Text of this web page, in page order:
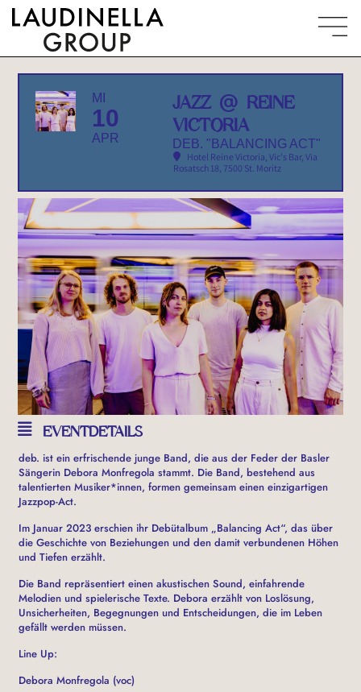
MI
10
APR
JAZZ @ REINE
VICTORIA
DEB. "BALANCING ACT"
Hotel Reine Victoria, Vic's Bar, Via
Rosatsch 18, 7500 St. Moritz
EVENTDETAILS
deb. ist ein erfrischende junge Band, die aus der Feder der Basler
Sängerin Debora Monfregola stammt. Die Band, bestehend aus
talentierten Musiker*innen, formen gemeinsam einen einzigartigen
Jazzpop-Act.
Im Januar 2023 erschien ihr Debütalbum „Balancing Act“, das über
die Geschichte von Beziehungen und den damit verbundenen Höhen
und Tiefen erzählt.
Die Band repräsentiert einen akustischen Sound, einfahrende
Melodien und spielerische Texte. Debora erzählt von Loslösung,
Unsicherheiten, Begegnungen und Entscheidungen, die im Leben
gefällt werden müssen.
Line Up:
Debora Monfregola (voc)